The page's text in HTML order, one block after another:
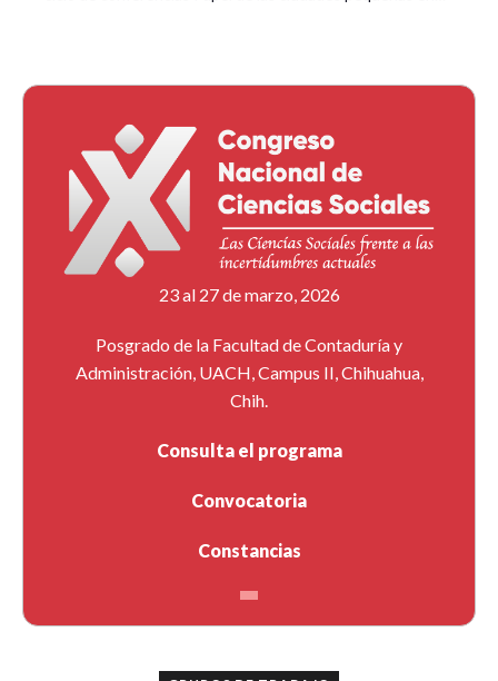
23 al 27 de marzo, 2026
Posgrado de la Facultad de Contaduría y
Administración, UACH, Campus II, Chihuahua,
Chih.
Consulta el programa
Convocatoria
Constancias